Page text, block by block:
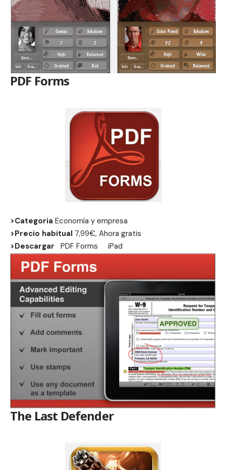
PDF Forms
>Categoria Economía y empresa
>Precio habitual 7,99€, Ahora gratis
>Descargar
PDF Forms iPad
The Last Defender